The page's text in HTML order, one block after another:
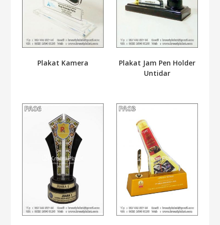
Plakat Kamera
Plakat Jam Pen Holder
Untidar